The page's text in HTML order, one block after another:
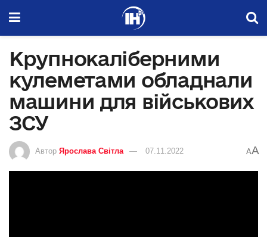
Крупнокаліберними
кулеметами обладнали
машини для військових
ЗСУ
Автор Ярослава Світла 07.11.2022 AA